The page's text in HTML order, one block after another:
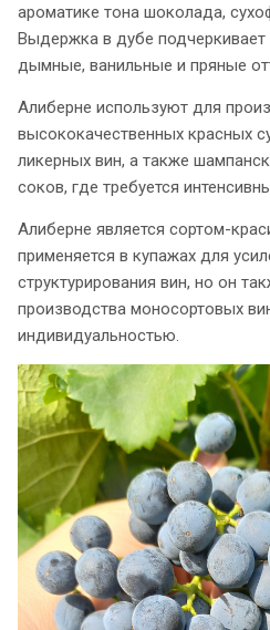
ароматике тона шоколада,
Выдержка в дубе подчеркивает
дымные, ванильные и пряные
Алиберне используют для
высококачественных красных
ликерных вин, а также
соков, где требуется
Алиберне является сортом-
применяется в купажах для
структурирования вин, но он
производства моносортовых
индивидуальностью.